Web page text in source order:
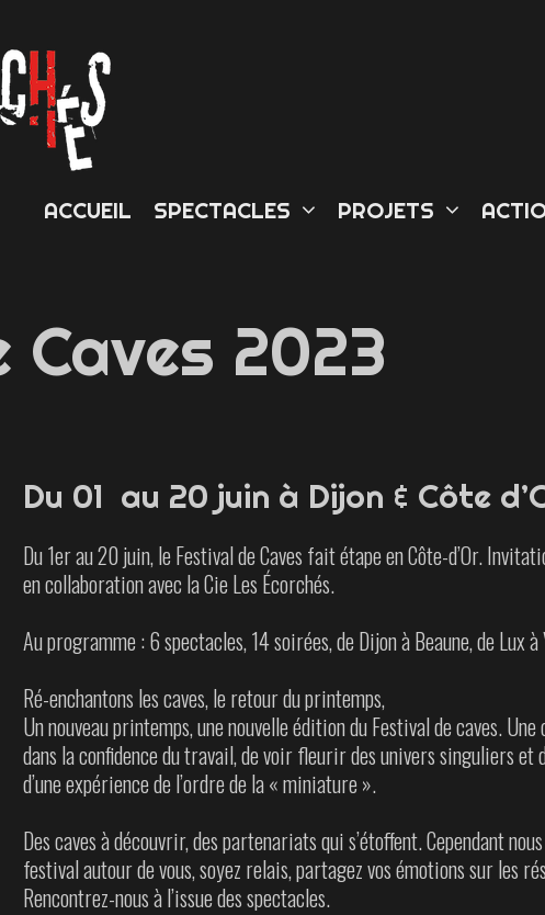
ACCUEIL SPECTACLES PROJETS
Caves 2023
Du 01 au 20 juin à Dijon & Côte
Du 1er au 20 juin, le Festival de Caves fait étape en Côte-d’Or.
en collaboration avec la Cie Les Écorchés.
Au programme : 6 spectacles, 14 soirées, de Dijon à Beaune, de Lux
Ré-enchantons les caves, le retour du printemps,
Un nouveau printemps, une nouvelle édition du Festival de caves.
dans la confidence du travail, de voir fleurir des univers singuliers
d’une expérience de l’ordre de la « miniature ».
Des caves à découvrir, des partenariats qui s’étoffent. Cependant
festival autour de vous, soyez relais, partagez vos émotions sur les
Rencontrez-nous à l’issue des spectacles.